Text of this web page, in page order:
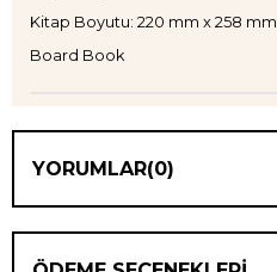
Kitap Boyutu: 220 mm x 258 mm
Board Book
YORUMLAR(0)